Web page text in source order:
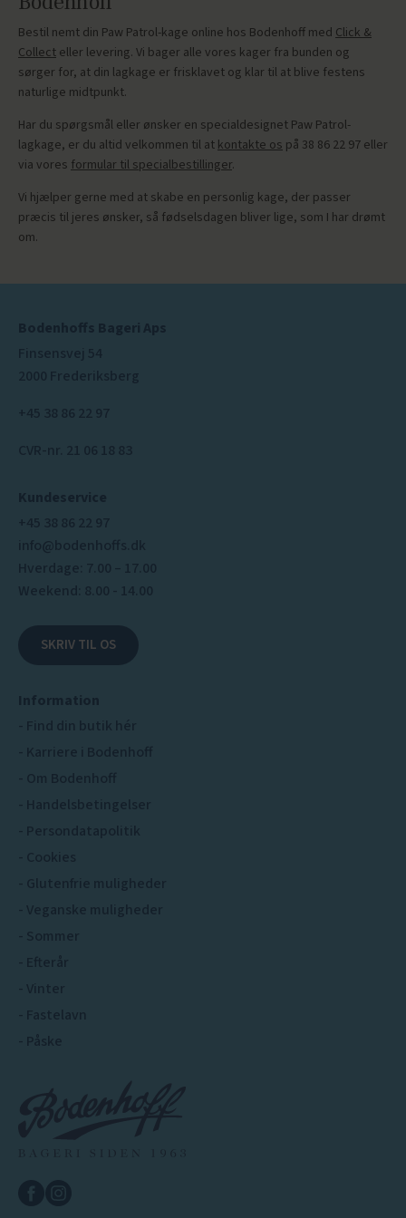
Bestil nemt din Paw Patrol-kage online hos Bodenhoff med Click &
Collect eller levering. Vi bager alle vores kager fra bunden og
sørger for, at din lagkage er frisklavet og klar til at blive festens
naturlige midtpunkt.
Har du spørgsmål eller ønsker en specialdesignet Paw Patrol-
lagkage, er du altid velkommen til atkontakte os på 38 86 22 97 eller
via vores formular til specialbestillinger.
Vi hjælper gerne med at skabe en personlig kage, der passer
præcis til jeres ønsker, så fødselsdagen bliver lige, som I har drømt
om.
SKRIV TIL OS